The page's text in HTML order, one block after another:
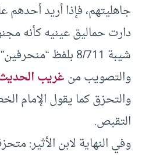
جاهليتهم، فإذا أريد
دارت حماليق عينيه كأنه
شيبة 8/711 بلفظ
والتصويب منغريب
والتحزق كما يقول الإمام
التقبص.
وفي النهاية لابن الأثير: